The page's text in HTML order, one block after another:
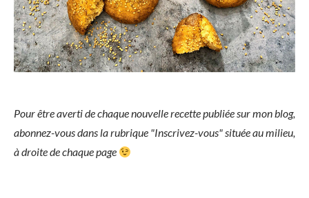
Pour être averti de chaque nouvelle recette publiée sur mon blog,
abonnez-vous dans la rubrique "Inscrivez-vous" située au milieu,
à droite de chaque page